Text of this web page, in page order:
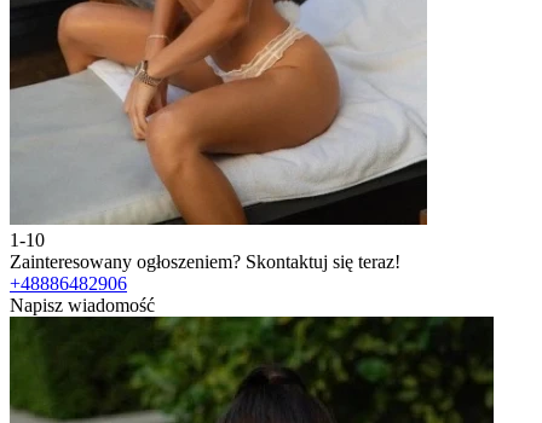
1-10
Zainteresowany ogłoszeniem? Skontaktuj się teraz!
+48886482906
Napisz wiadomość